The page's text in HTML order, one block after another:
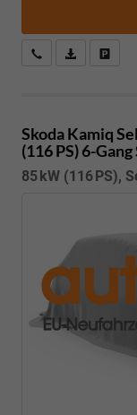
KostenloserPDF-Datei,
Skoda Kamiq
(116 PS) 6-
85 kW (116 PS),